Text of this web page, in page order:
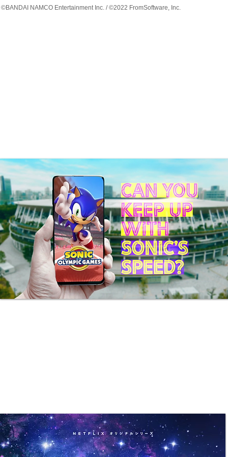
©BANDAI NAMCO Entertainment Inc. / ©2022 FromSoftware, Inc.